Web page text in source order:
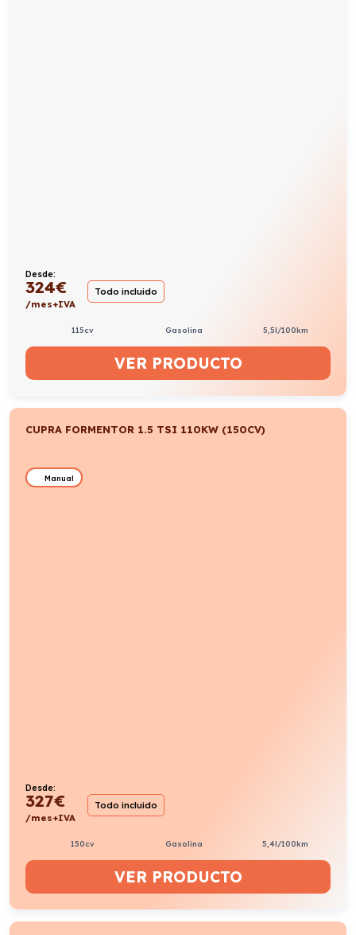
Desde:
324€
/mes+IVA
Todo incluido
115cv Gasolina 5,5l/100km
VER PRODUCTO
CUPRA FORMENTOR 1.5 TSI 110KW (150CV)
Manual
Desde:
327€
/mes+IVA
Todo incluido
150cv Gasolina 5,4l/100km
VER PRODUCTO